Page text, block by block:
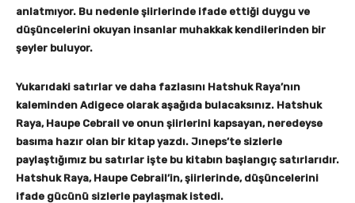
anlatmıyor. Bu nedenle şiirlerinde ifade ettiği duygu ve
düşüncelerini okuyan insanlar muhakkak kendilerinden bir
şeyler buluyor.
Yukarıdaki satırlar ve daha fazlasını Hatshuk Raya’nın
kaleminden Adigece olarak aşağıda bulacaksınız. Hatshuk
Raya, Haupe Cebrail ve onun şiirlerini kapsayan, neredeyse
basıma hazır olan bir kitap yazdı. Jıneps’te sizlerle
paylaştığımız bu satırlar işte bu kitabın başlangıç satırlarıdır.
Hatshuk Raya, Haupe Cebrail’in, şiirlerinde, düşüncelerini
ifade gücünü sizlerle paylaşmak istedi.